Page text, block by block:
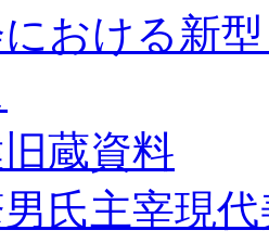
おける新
蔵資料
氏主宰現